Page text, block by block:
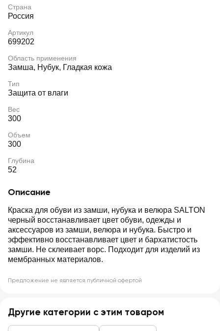
Страна
Россия
Артикул
699202
Область применения
Замша, Нубук, Гладкая кожа
Тип
Защита от влаги
Вес
300
Объем
300
Глубина
52
Описание
Краска для обуви из замши, нубука и велюра SALTON
черный восстанавливает цвет обуви, одежды и
аксессуаров из замши, велюра и нубука. Быстро и
эффективно восстанавливает цвет и бархатистость
замши. Не склеивает ворс. Подходит для изделий из
мембранных материалов.
Предложение не является публичной офертой
Другие категории с этим товаром